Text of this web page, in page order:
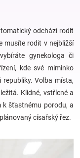
odchází rodit
musíte rodit v nejbližší
gynekologa či
kde své miminko
Volba místa,
Klidné, vstřícné a
k šťastnému porodu, a
císařský řez.